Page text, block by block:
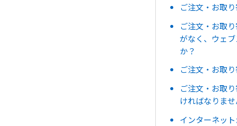
ご注文・お取
ご注文・お取
がなく、ウェ
か？
ご注文・お取
ご注文・お取
ければなりま
インターネッ